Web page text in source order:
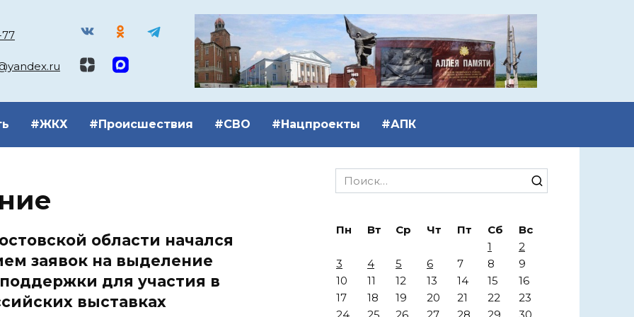
77
#ЖКХ #Происшествия #СВО #Нацпроекты #АПК
области начался
заявок на выделение
для участия в
выставках
Search
for:
Пн Вт Ср Чт Пт Сб
Вс
1
2
3
4 5 6 7 8
9
10
11 12 13 14 15
16
17
18 19 20 21 22
23